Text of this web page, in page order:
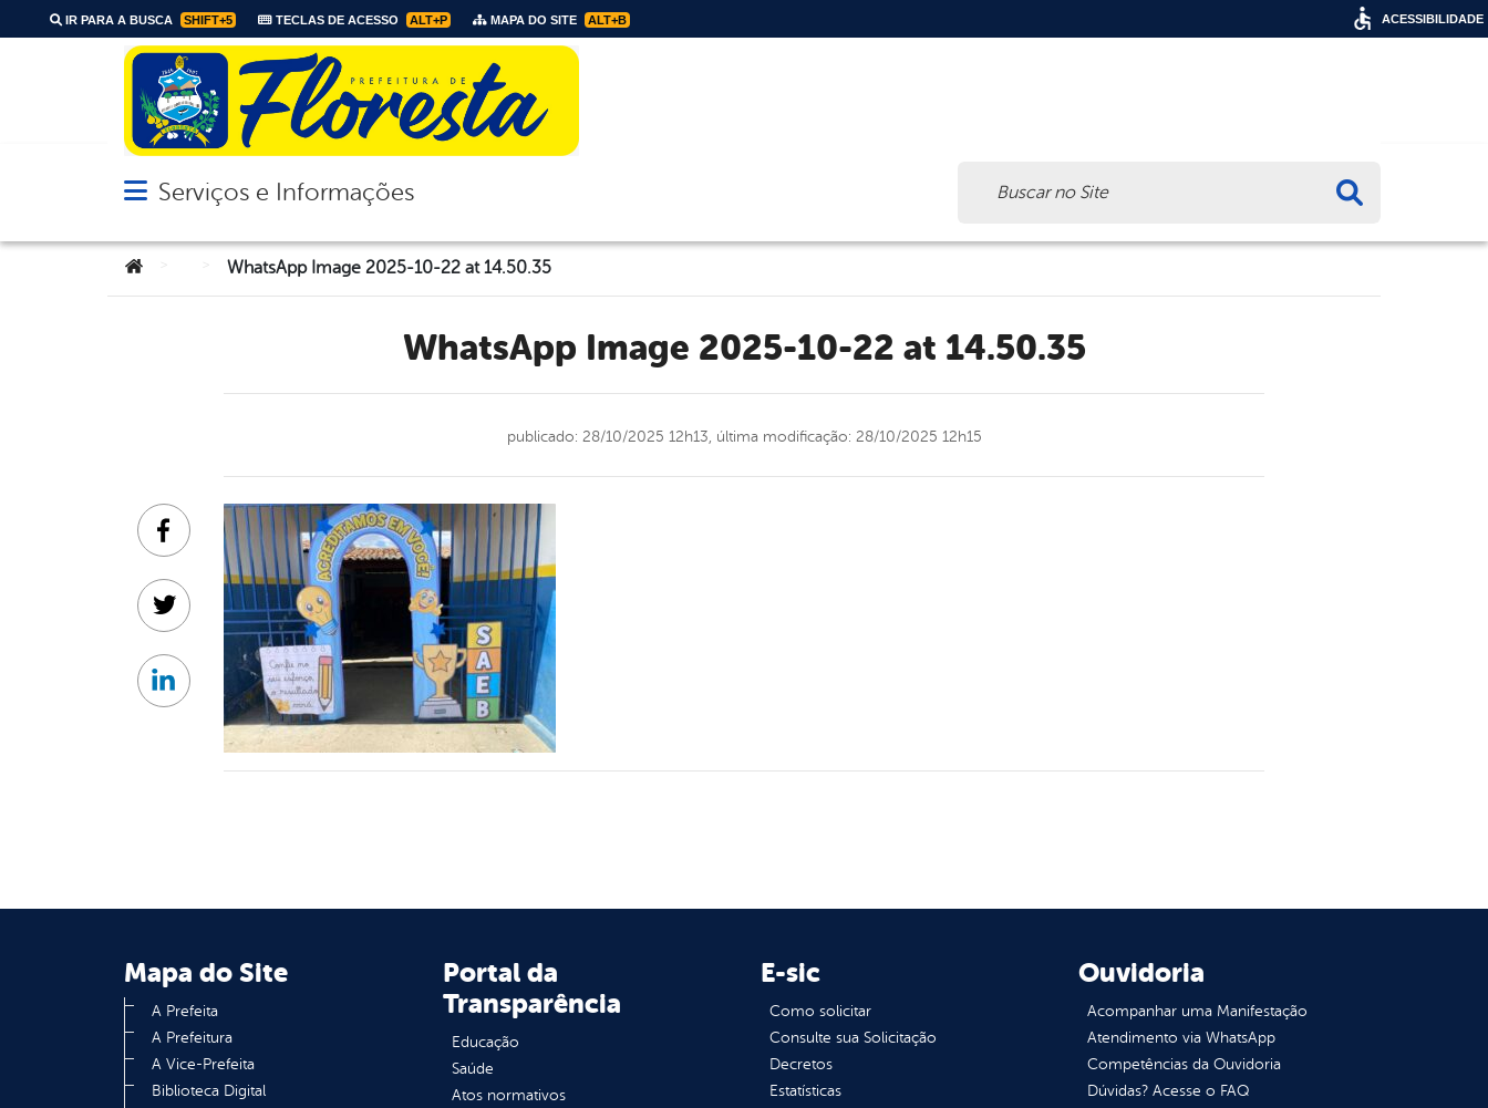
IR PARA A BUSCA SHIFT+5 TECLAS DE ACESSO ALT+P MAPA DO SITE ALT+B
Abrir menu principal de navegação
Serviços e Informações
Você está aqui:WhatsApp Image 2025-10-22 at 14.50.35
WhatsApp Image 2025-10-22 at 14.50.35
publicado: 28/10/2025 12h13, última modificação: 28/10/2025 12h15
Facebook
Twitter
Linkedin
Mapa do Site
A Prefeita
A Prefeitura
A Vice-Prefeita
Biblioteca Digital
Portal da
Transparência
Educação
Saúde
Atos normativos
E-sic
Como solicitar
Consulte sua Solicitação
Decretos
Estatísticas
Ouvidoria
Acompanhar uma Manifestação
Atendimento via WhatsApp
Competências da Ouvidoria
Dúvidas? Acesse o FAQ
ACESSIBILIDADE